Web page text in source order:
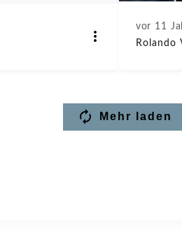
vor 11
Rolando
Mehr laden